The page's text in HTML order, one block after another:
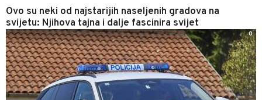
Ovo su neki od najstarijih naseljenih gradova na
svijetu: Njihova tajna i dalje fascinira svijet
0